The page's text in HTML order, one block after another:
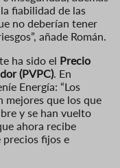
fiabilidad de las
no deberían tener
añade Román.
ha sido el Precio
(PVPC). En
Energía: “Los
mejores que los que
y se han vuelto
ahora recibe
precios fijos e